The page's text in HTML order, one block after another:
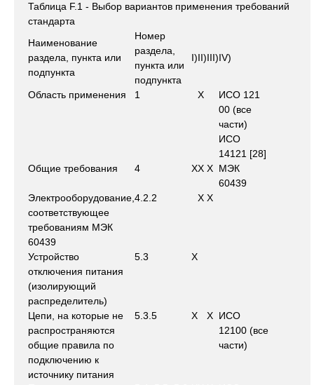
Таблица F.1 - Выбор вариантов применения требований
стандарта
Наименование
раздела, пункта или
подпункта
Номер
раздела,
пункта или
подпункта
I)II)III)IV)
Область применения 1 X
ИСО 121
00 (все
части)
ИСО
14121 [28]
Общие требования
4 XX X МЭК
60439
Электрооборудование,
соответствующее
требованиям МЭК
60439
4.2.2 X X
Устройство
отключения питания
(изолирующий
распределитель)
5.3 X
Цепи, на которые не
распространяются
общие правила по
подключению к
источнику питания
5.3.5 X X ИСО
12100 (все
части)